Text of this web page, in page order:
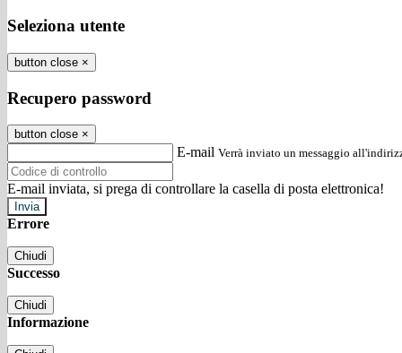
Seleziona utente
button close ×
Recupero password
button close ×
E-mail Verrà inviato un messaggio
E-mail inviata, si prega di controllare la casella di posta elettronica!
Errore
Chiudi
Successo
Chiudi
Informazione